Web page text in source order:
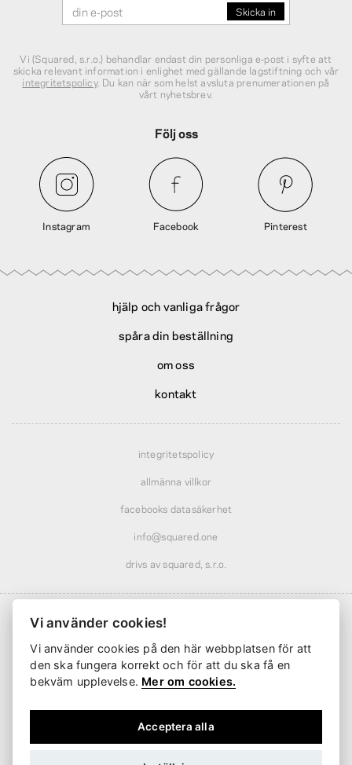
Vi (Squared, s.r.o.) behandlar endast din personliga e‑post i syfte att
skicka relevant information i enlighet med gällande lagstiftning och vår
integritetspolicy. Du kan när som helst avsluta prenumerationen på
vårt nyhetsbrev.
Följ oss
Instagram Facebook Pinterest
hjälp och vanliga frågor
spåra din beställning
om oss
kontakt
integritetspolicy
allmänna villkor
facebooks datasäkerhet
info@squared.one
drivs av squared, s.r.o.
Frakt från61 kr· rabatterad över 569 kr
Leverans från2 arbetsdagar
Vi använder cookies!
Vi använder cookies på den här webbplatsen för att
den ska fungera korrekt och för att du ska få en
bekväm upplevelse. Mer om cookies.
Acceptera alla